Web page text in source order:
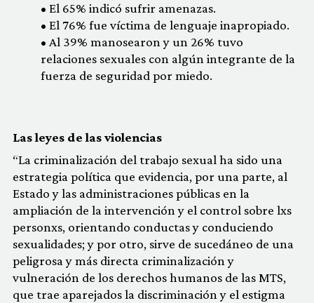
• El 65% indicó sufrir amenazas.
• El 76% fue víctima de lenguaje inapropiado.
• Al 39% manosearon y un 26% tuvo
relaciones sexuales con algún integrante de la
fuerza de seguridad por miedo.
Las leyes de las violencias
“La criminalización del trabajo sexual ha sido una
estrategia política que evidencia, por una parte, al
Estado y las administraciones públicas en la
ampliación de la intervención y el control sobre lxs
personxs, orientando conductas y conduciendo
sexualidades; y por otro, sirve de sucedáneo de una
peligrosa y más directa criminalización y
vulneración de los derechos humanos de las MTS,
que trae aparejados la discriminación y el estigma